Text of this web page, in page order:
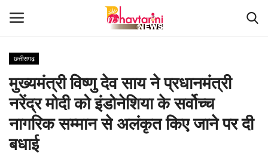
Home
संपर्क करें
Contact
छत्तीसगढ़
मुख्यमंत्री विष्णु देव साय ने प्रधानमंत्री
नरेंद्र मोदी को इंडोनेशिया के सर्वोच्च
नागरिक सम्मान से अलंकृत किए जाने पर दी
बधाई